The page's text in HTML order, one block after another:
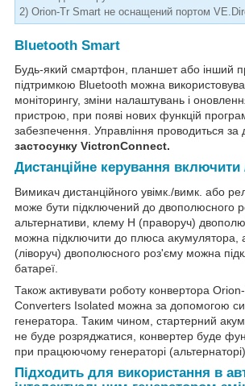
2) Orion-Tr Smart не оснащений портом
Bluetooth Smart
Будь-який смартфон, планшет або інший
підтримкою Bluetooth можна
моніторингу, зміни налаштувань і
пристрою, при появі нових функцій
забезпечення. Управління проводиться
застосунку VictronConnect.
Дистанційне керування
Вимикач дистанційного увімк./вимк. або
може бути підключений до двополюсного
альтернативи, клему H (праворуч)
можна підключити до плюса акумулятора,
(ліворуч) двополюсного роз'єму можна
батареї.
Також активувати роботу конвертора
Converters Isolated можна за допомогою
генератора. Таким чином, стартерний
не буде розряджатися, конвертер буде
при працюючому генераторі (альтернаторі).
Підходить для використання в